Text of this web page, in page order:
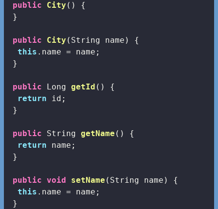
public City ()
{
}
public City (String name)
{
this .name = name;
}
public Long getId ()
{
return id;
}
public String getName ()
{
return name;
}
public void setName (String name)
{
this .name = name;
}